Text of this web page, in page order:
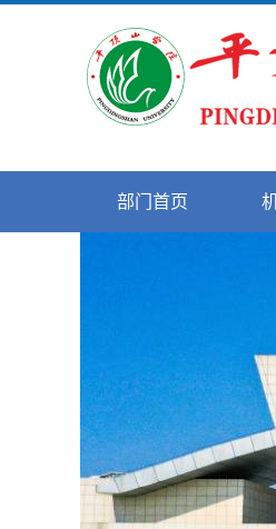
部门首页